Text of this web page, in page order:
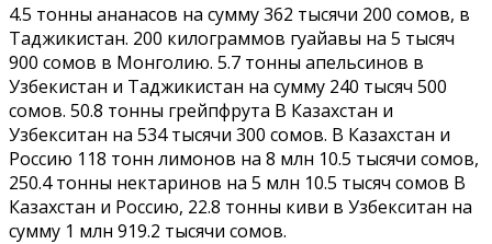
4.5 тонны ананасов на сумму 362 тысячи 200 сомов, в
Таджикистан. 200 килограммов гуайавы на 5 тысяч
900 сомов в Монголию. 5.7 тонны апельсинов в
Узбекистан и Таджикистан на сумму 240 тысяч 500
сомов. 50.8 тонны грейпфрута В Казахстан и
Узбекситан на 534 тысячи 300 сомов. В Казахстан и
Россию 118 тонн лимонов на 8 млн 10.5 тысячи сомов,
250.4 тонны нектаринов на 5 млн 10.5 тысяч сомов В
Казахстан и Россию, 22.8 тонны киви в Узбекситан на
сумму 1 млн 919.2 тысячи сомов.